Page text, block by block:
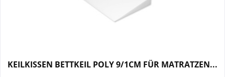
KEILKISSEN BETTKEIL POLY 9/1CM FÜR MATRATZEN...